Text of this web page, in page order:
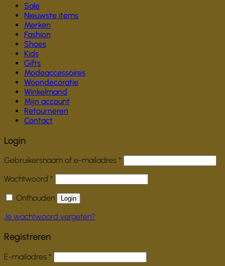
Sale
Nieuwste items
Merken
Fashion
Shoes
Kids
Gifts
Modeaccessoires
Woondecoratie
Winkelmand
Mijn account
Retourneren
Contact
Login
Gebruikersnaam of e-mailadres *
Wachtwoord *
Onthouden Login
Je wachtwoord vergeten?
Registreren
E-mailadres *